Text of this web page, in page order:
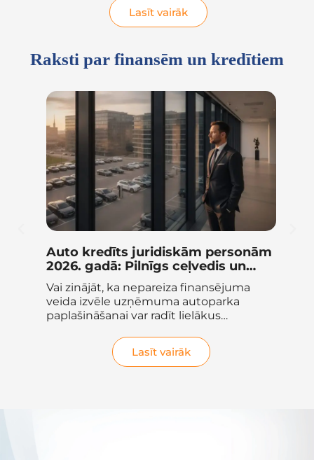
Lasīt vairāk
Raksti par finansēm un kredītiem
Auto kredīts juridiskām personām
2026. gadā: Pilnīgs ceļvedis un
salīdzinājums
Vai zinājāt, ka nepareiza finansējuma
veida izvēle uzņēmuma autoparka
paplašināšanai var radīt lielākus
Lasīt vairāk